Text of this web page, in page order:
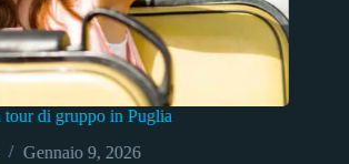
di gruppo in Puglia
Gennaio 9, 2026